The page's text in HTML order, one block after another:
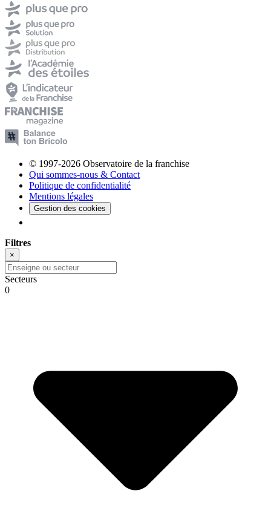
© 1997-2026 Observatoire de la franchise
Qui sommes-nous & Contact
Politique de confidentialité
Mentions légales
Gestion des cookies
Filtres
×
Secteurs
0